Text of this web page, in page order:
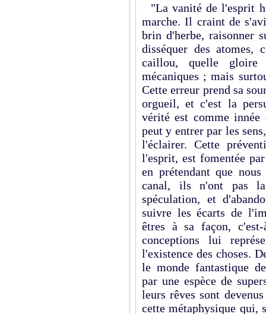
"La vanité de l'esprit
marche. Il craint de
brin d'herbe, raisonner
disséquer des atomes,
caillou, quelle
mécaniques ; mais
Cette erreur prend sa
orgueil, et c'est la
vérité est comme innée
peut y entrer par les
l'éclairer. Cette
l'esprit, est fomentée
en prétendant que
canal, ils n'ont pas
spéculation, et
suivre les écarts de
êtres à sa façon, c'est-
conceptions lui
l'existence des choses.
le monde fantastique
par une espèce de
leurs rêves sont
cette métaphysique qui,